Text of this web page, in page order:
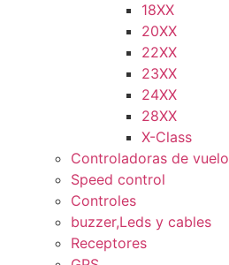
18XX
20XX
22XX
23XX
24XX
28XX
X-Class
Controladoras de vuelo
Speed control
Controles
buzzer,Leds y cables
Receptores